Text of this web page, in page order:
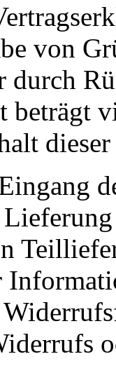
von